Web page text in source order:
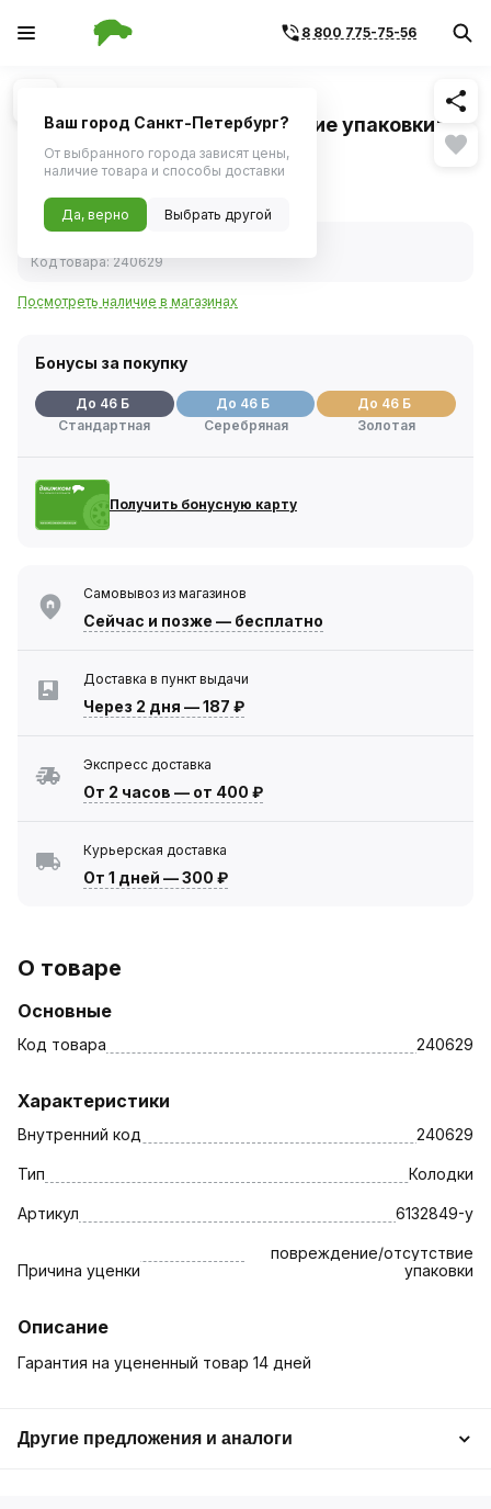
8 800 775-75-56
1/1 Похожие
"незначительное повреждение упаковки"
Гарантия на уцененный товар 14 дней
Код товара:240629
Посмотреть наличие в магазинах
Бонусы за покупку
До 46 Б
Стандартная
До 46 Б
Серебряная
До 46 Б
Золотая
Получить бонусную карту
Самовывоз из магазинов
Сейчас и позже — бесплатно
Доставка в пункт выдачи
Через 2 дня —187 ₽
Экспресс доставка
От 2 часов — от 400 ₽
Курьерская доставка
От 1 дней —300 ₽
О товаре
Основные
Код товара 240629
Характеристики
Внутренний код 240629
Тип Колодки
Артикул 6132849-у
Причина уценки
повреждение/отсутствие
упаковки
Описание
Гарантия на уцененный товар 14 дней
Другие предложения и аналоги
Ваш город Санкт-Петербург?
От выбранного города зависят цены,
наличие товара и способы доставки
Да, верно Выбрать другой